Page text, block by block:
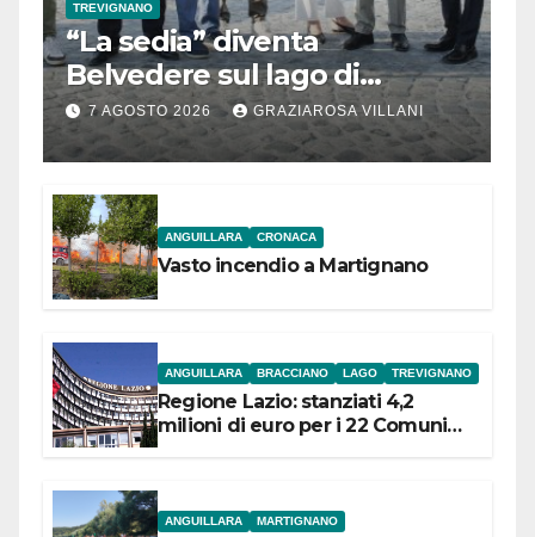
TREVIGNANO
“La sedia” diventa
Belvedere sul lago di
Bracciano: ieri
l’inaugurazione
7 AGOSTO 2026 GRAZIAROSA VILLANI
ANGUILLARA CRONACA
Vasto incendio a Martignano
ANGUILLARA BRACCIANO LAGO TREVIGNANO
Regione Lazio: stanziati 4,2
milioni di euro per i 22 Comuni
ANGUILLARA MARTIGNANO